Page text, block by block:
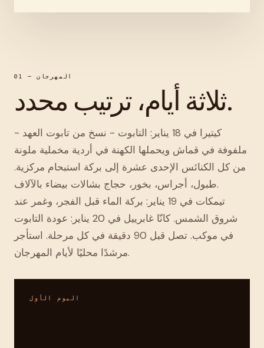
01 — المهرجان
ثلاثة أيام، ترتيب محدد.
كيتيرا في 18 يناير: التابوت - نسخ من تابوت العهد -
ملفوفة في قماش ويحملها الكهنة في أردية مخملية ملونة
من كل الكنائس الإحدى عشرة إلى بركة استبحام مركزية.
طبول، أجراس، بخور، حجاج بشالات بيضاء بالآلاف.
تيمكات في 19 يناير: بركة الماء قبل الفجر، وغمر عند
شروق الشمس. كانّا غابرييل في 20 يناير: عودة التابوت
في موكب. تصل قبل 90 دقيقة في كل مرحلة. استأجر
مرشدًا محليًا لأيام المهرجان.
اليوم الأول